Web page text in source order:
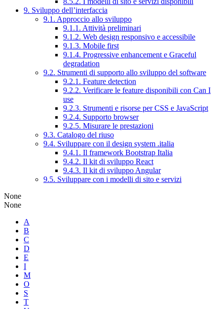
9. Sviluppo dell’interfaccia
9.1. Approccio allo sviluppo
9.1.1. Attività preliminari
9.1.2. Web design responsivo e accessibile
9.1.3. Mobile first
9.1.4. Progressive enhancement e Graceful
degradation
9.2. Strumenti di supporto allo sviluppo del software
9.2.1. Feature detection
9.2.2. Verificare le feature disponibili con Can I
use
9.2.3. Strumenti e risorse per CSS e JavaScript
9.2.4. Supporto browser
9.2.5. Misurare le prestazioni
9.3. Catalogo del riuso
9.4. Sviluppare con il design system .italia
9.4.1. Il framework Bootstrap Italia
9.4.2. Il kit di sviluppo React
9.4.3. Il kit di sviluppo Angular
9.5. Sviluppare con i modelli di sito e servizi
None
None
A
B
C
D
E
I
M
O
S
T